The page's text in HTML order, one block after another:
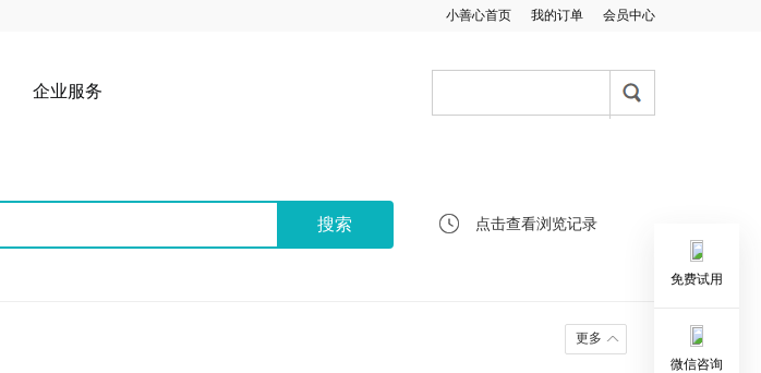
小善心首页 我的订单 会员中心
企业服务
点击查看浏览记录
更多
免费试用
微信咨询